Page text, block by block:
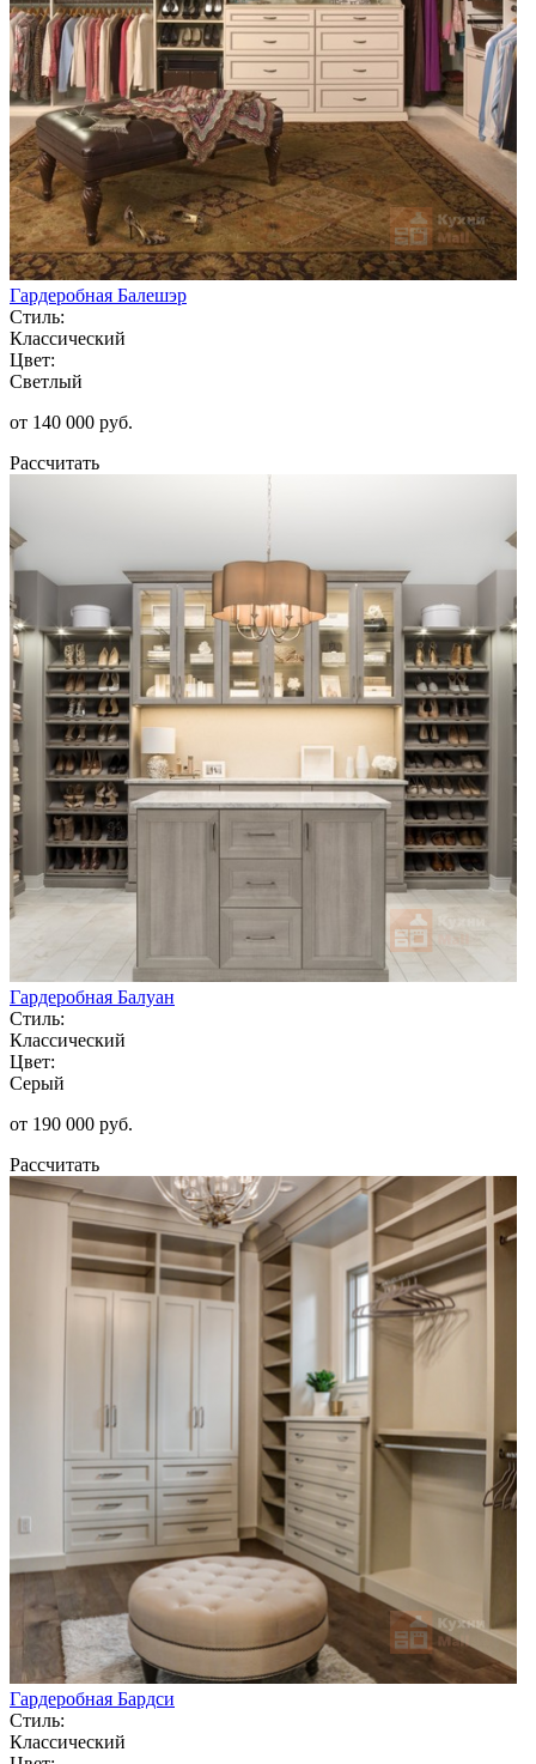
Гардеробная Балешэр
Стиль:
Классический
Цвет:
Светлый
от 140 000 руб.
Рассчитать
Гардеробная Балуан
Стиль:
Классический
Цвет:
Серый
от 190 000 руб.
Рассчитать
Гардеробная Бардси
Стиль:
Классический